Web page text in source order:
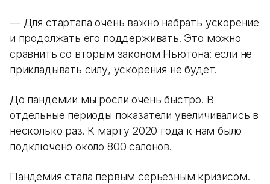
— Для стартапа очень важно набрать ускорение
и продолжать его поддерживать. Это можно
сравнить со вторым законом Ньютона: если не
прикладывать силу, ускорения не будет.
До пандемии мы росли очень быстро. В
отдельные периоды показатели увеличивались в
несколько раз. К марту 2020 года к нам было
подключено около 800 салонов.
Пандемия стала первым серьезным кризисом.